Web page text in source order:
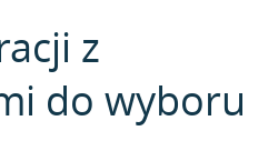
z
do wyboru